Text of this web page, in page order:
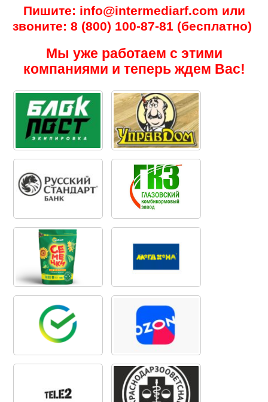
Пишите: info@intermediarf.com или
звоните: 8 (800) 100-87-81 (бесплатно)
Мы уже работаем с этими
компаниями и теперь ждем Вас!